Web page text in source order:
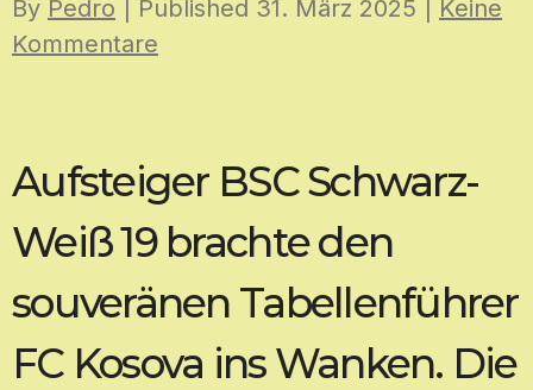
By Pedro | Published 31. März 2025
Keine
Kommentare
Aufsteiger BSC Schwarz-
Weiß 19 brachte den
souveränen Tabellenführer
FC Kosova ins Wanken. Die